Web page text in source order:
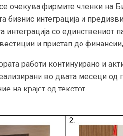
очекува фирмите членки на
бизнис интеграција и
интеграција со единствениот
и пристап до
работи континуирано и
во двата месеци од
на крајот од текстот.